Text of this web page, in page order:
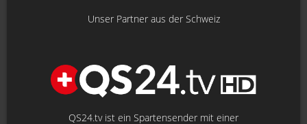
Unser Partner aus der Schweiz
QS24.tv ist ein Spartensender mit einer